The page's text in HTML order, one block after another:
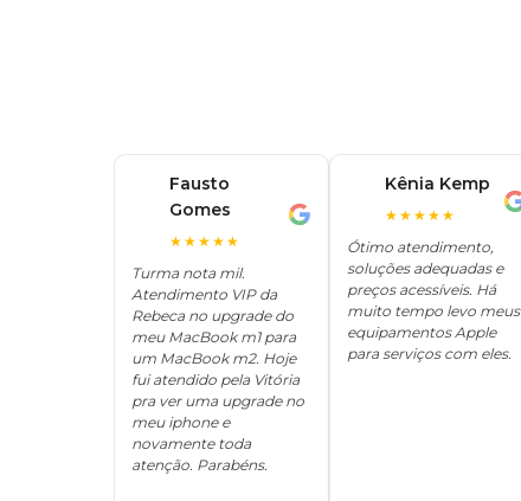
Fausto
Gomes
★★★★★
Turma nota mil.
Atendimento VIP da
Rebeca no upgrade do
meu MacBook m1 para
um MacBook m2. Hoje
fui atendido pela Vitória
pra ver uma upgrade no
meu iphone e
novamente toda
atenção. Parabéns.
Kênia Kemp
★★★★★
Ótimo atendimento,
soluções adequadas e
preços acessíveis. Há
muito tempo levo meus
equipamentos Apple
para serviços com eles.